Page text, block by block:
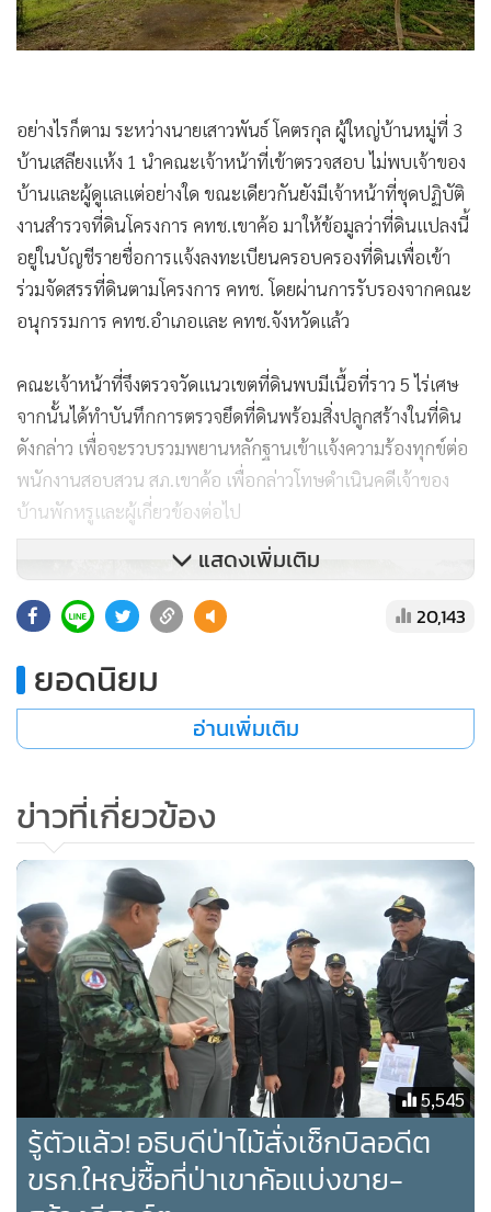
อย่างไรก็ตาม ระหว่างนายเสาวพันธ์ โคตรกุล ผู้ใหญ่บ้านหมู่ที่ 3
บ้านเสลียงแห้ง 1 นำคณะเจ้าหน้าที่เข้าตรวจสอบ ไม่พบเจ้าของ
บ้านและผู้ดูแลแต่อย่างใด ขณะเดียวกันยังมีเจ้าหน้าที่ชุดปฏิบัติ
งานสำรวจที่ดินโครงการ คทช.เขาค้อ มาให้ข้อมูลว่าที่ดินแปลงนี้
อยู่ในบัญชีรายชื่อการแจ้งลงทะเบียนครอบครองที่ดินเพื่อเข้า
ร่วมจัดสรรที่ดินตามโครงการ คทช. โดยผ่านการรับรองจากคณะ
อนุกรรมการ คทช.อำเภอและ คทช.จังหวัดแล้ว
คณะเจ้าหน้าที่จึงตรวจวัดแนวเขตที่ดินพบมีเนื้อที่ราว 5 ไร่เศษ
จากนั้นได้ทำบันทึกการตรวจยึดที่ดินพร้อมสิ่งปลูกสร้างในที่ดิน
ดังกล่าว เพื่อจะรวบรวมพยานหลักฐานเข้าแจ้งความร้องทุกข์ต่อ
พนักงานสอบสวน สภ.เขาค้อ เพื่อกล่าวโทษดำเนินคดีเจ้าของ
บ้านพักหรูและผู้เกี่ยวข้องต่อไป
การจับกุมในครั้งนี้เกิดขึ้นหลังนายประสม ประคุณสุขใจ เจ้าของ
รีสอร์ตดังในพื้นที่ ต.แคมป์สน อ.เขาค้อ ได้ออกมาแฉกลางที่
ประชุมคณะอนุกรรมาธิการป้องกันและปราบปรามการทุจริต
ประพฤติมิชอบ สภาผู้แทนราษฎรฯ ที่มีตัวแทนกรมป่าไม้เข้าร่วม
ประชุมด้วย โดยพาดพิงว่ามีอดีตข้าราชการระดับสูงซื้อป่าเขาค้อ
สร้างรีสอร์ต
แสดงเพิ่มเติม
20,143
ยอดนิยม
อ่านเพิ่มเติม
ข่าวที่เกี่ยวข้อง
5,545
รู้ตัวแล้ว! อธิบดีป่าไม้สั่งเช็กบิลอดีต
ขรก.ใหญ่ซื้อที่ป่าเขาค้อแบ่งขาย-